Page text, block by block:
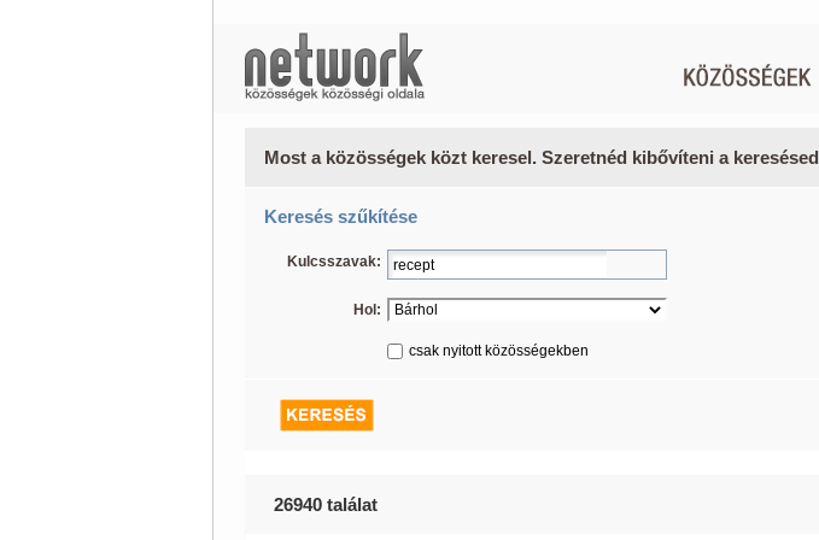
Most a közösségek közt keresel. Szeretnéd kibővíteni a keresésed
Keresés szűkítése
Kulcsszavak:
Hol:
csak nyitott közösségekben
26940 találat